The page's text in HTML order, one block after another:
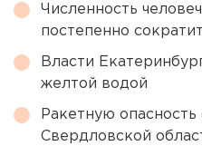
Численность
постепенно
Власти
желтой водой
Ракетную опасность
Свердловской